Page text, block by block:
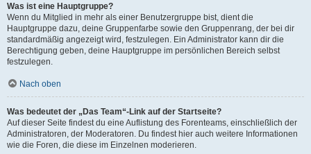
Was ist eine Hauptgruppe?
Wenn du Mitglied in mehr als einer Benutzergruppe bist, dient die
Hauptgruppe dazu, deine Gruppenfarbe sowie den Gruppenrang, der bei dir
standardmäßig angezeigt wird, festzulegen. Ein Administrator kann dir die
Berechtigung geben, deine Hauptgruppe im persönlichen Bereich selbst
festzulegen.
Nach oben
Was bedeutet der „Das Team“-Link auf der Startseite?
Auf dieser Seite findest du eine Auflistung des Forenteams, einschließlich der
Administratoren, der Moderatoren. Du findest hier auch weitere Informationen
wie die Foren, die diese im Einzelnen moderieren.